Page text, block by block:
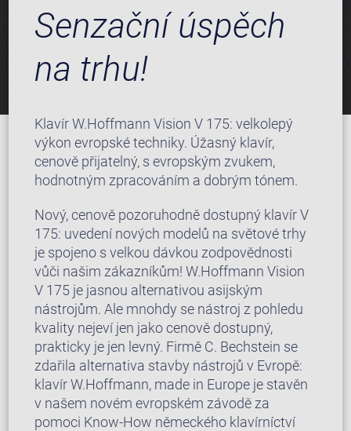
Senzační úspěch
na trhu!
Klavír W.Hoffmann Vision V 175: velkolepý
výkon evropské techniky. Úžasný klavír,
cenově přijatelný, s evropským zvukem,
hodnotným zpracováním a dobrým tónem.
Nový, cenově pozoruhodně dostupný klavír V
175: uvedení nových modelů na světové trhy
je spojeno s velkou dávkou zodpovědnosti
vůči našim zákazníkům! W.Hoffmann Vision
V 175 je jasnou alternativou asijským
nástrojům. Ale mnohdy se nástroj z pohledu
kvality nejeví jen jako cenově dostupný,
prakticky je jen levný. Firmě C. Bechstein se
zdařila alternativa stavby nástrojů v Evropě:
klavír W.Hoffmann, made in Europe je stavěn
v našem novém evropském závodě za
pomoci Know-How německého klavírníctví